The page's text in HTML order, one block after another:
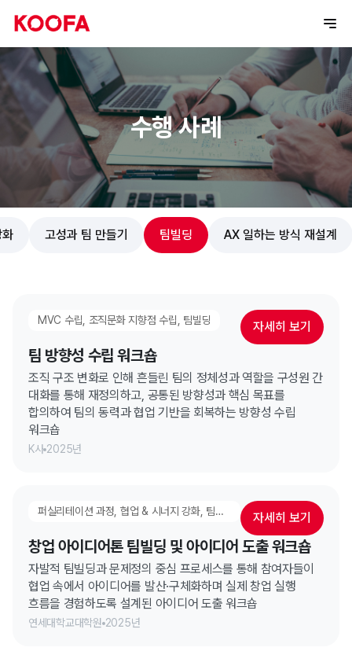
수행 사례
고성과 팀 만들기 팀빌딩 AX 일하는 방식 재설계
MVC 수립, 조직문화 지향점 수립, 팀빌딩 자세히 보기
팀 방향성 수립 워크숍
조직 구조 변화로 인해 흔들린 팀의 정체성과 역할을 구성원 간
대화를 통해 재정의하고, 공통된 방향성과 핵심 목표를
합의하여 팀의 동력과 협업 기반을 회복하는 방향성 수립
워크숍
K사 2025년
퍼실리테이션 과정, 협업 & 시너지 강화, 팀빌딩 자세히 보기
창업 아이디어톤 팀빌딩 및 아이디어 도출 워크숍
자발적 팀빌딩과 문제정의 중심 프로세스를 통해 참여자들이
협업 속에서 아이디어를 발산·구체화하며 실제 창업 실행
흐름을 경험하도록 설계된 아이디어 도출 워크숍
연세대학교대학원 2025년